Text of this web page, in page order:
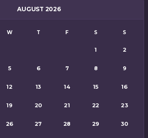
AUGUST 2026
W T F S S
1 2
5 6 7 8 9
12 13 14 15 16
19 20 21 22 23
26 27 28 29 30